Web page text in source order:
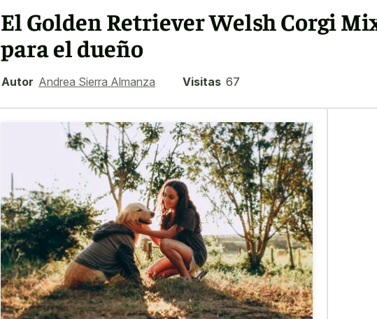
El Golden Retriever Welsh Corgi
para el dueño
Autor Andrea Sierra Almanza Visitas 67